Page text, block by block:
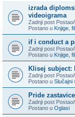
izrada
videoigrama
Zadnji post
Postano u Knjige,
if i conduct a
Zadnji post
Postano u Knjige,
Klisej subject:
Zadnji post
Postano u Slučajni
Pride zastavice
Zadnji post
Postano u Oglasi